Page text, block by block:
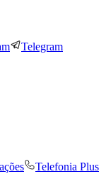
Telegram
Telefonia Plus